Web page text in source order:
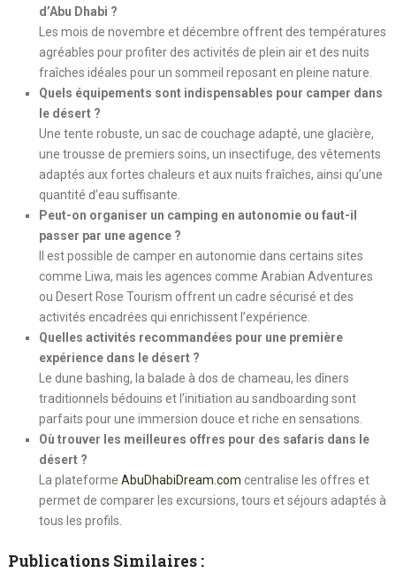
d’Abu Dhabi ?
Les mois de novembre et décembre offrent des températures
agréables pour profiter des activités de plein air et des nuits
fraîches idéales pour un sommeil reposant en pleine nature.
Quels équipements sont indispensables pour camper dans
le désert ?
Une tente robuste, un sac de couchage adapté, une glacière,
une trousse de premiers soins, un insectifuge, des vêtements
adaptés aux fortes chaleurs et aux nuits fraîches, ainsi qu’une
quantité d’eau suffisante.
Peut-on organiser un camping en autonomie ou faut-il
passer par une agence ?
Il est possible de camper en autonomie dans certains sites
comme Liwa, mais les agences comme Arabian Adventures
ou Desert Rose Tourism offrent un cadre sécurisé et des
activités encadrées qui enrichissent l’expérience.
Quelles activités recommandées pour une première
expérience dans le désert ?
Le dune bashing, la balade à dos de chameau, les dîners
traditionnels bédouins et l’initiation au sandboarding sont
parfaits pour une immersion douce et riche en sensations.
Où trouver les meilleures offres pour des safaris dans le
désert ?
La plateforme AbuDhabiDream.com centralise les offres et
permet de comparer les excursions, tours et séjours adaptés à
tous les profils.
Publications Similaires :